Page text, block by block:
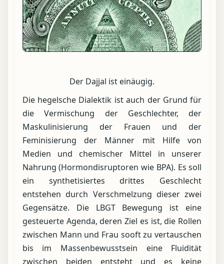
Der Dajjal ist einäugig.
Die hegelsche Dialektik ist auch der Grund für
die Vermischung der Geschlechter, der
Maskulinisierung der Frauen und der
Feminisierung der Männer mit Hilfe von
Medien und chemischer Mittel in unserer
Nahrung (Hormondisruptoren wie BPA). Es soll
ein synthetisiertes drittes Geschlecht
entstehen durch Verschmelzung dieser zwei
Gegensätze. Die LBGT Bewegung ist eine
gesteuerte Agenda, deren Ziel es ist, die Rollen
zwischen Mann und Frau sooft zu vertauschen
bis im Massenbewusstsein eine Fluidität
zwischen beiden entsteht und es keine